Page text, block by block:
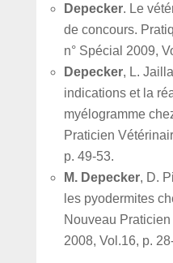
Depecker. Le
de concours.
n° Spécial 2009,
Depecker, L.
indications et la
myélogramme
Praticien
p. 49-53.
M. Depecker, D.
les pyodermites
Nouveau
2008, Vol.16, p.